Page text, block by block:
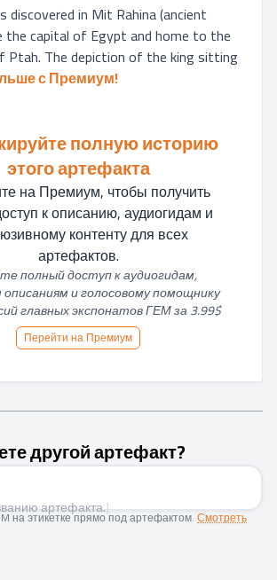
in Mit Rahina (ancient
the capital of Egypt and home to the
Ptah. The depiction of the king sitting
с Премиум!
полную историю
этого артефакта
на Премиум, чтобы получить
к описанию, аудиогидам и
контенту для всех
артефактов.
полный доступ к аудиогидам,
и голосовому помощнику
главных экспонатов ГЕМ за 3.99$
Перейти на Премиум
другой артефакт?
артеф|
на этикетке прямо под артефактом.Смотреть